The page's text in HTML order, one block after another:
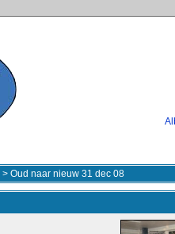
> Oud naar nieuw 31 dec 08